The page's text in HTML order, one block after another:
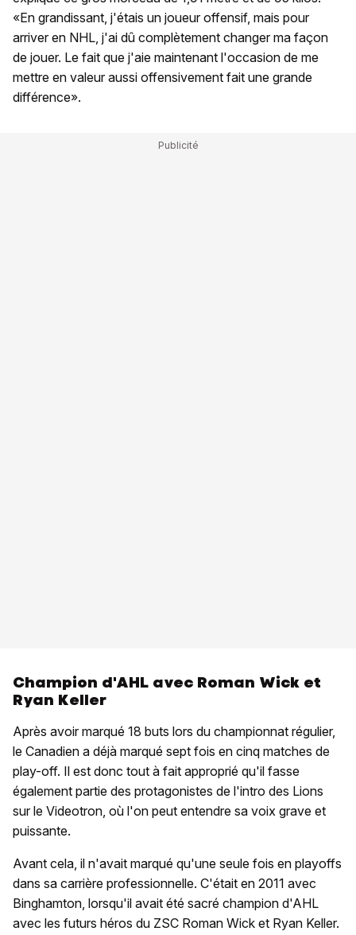
«En grandissant, j'étais un joueur offensif, mais pour
arriver en NHL, j'ai dû complètement changer ma façon
de jouer. Le fait que j'aie maintenant l'occasion de me
mettre en valeur aussi offensivement fait une grande
différence».
Champion d'AHL avec Roman Wick et
Ryan Keller
Après avoir marqué 18 buts lors du championnat régulier,
le Canadien a déjà marqué sept fois en cinq matches de
play-off. Il est donc tout à fait approprié qu'il fasse
également partie des protagonistes de l'intro des Lions
sur le Videotron, où l'on peut entendre sa voix grave et
puissante.
Avant cela, il n'avait marqué qu'une seule fois en playoffs
dans sa carrière professionnelle. C'était en 2011 avec
Binghamton, lorsqu'il avait été sacré champion d'AHL
avec les futurs héros du ZSC Roman Wick et Ryan Keller.